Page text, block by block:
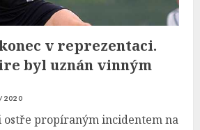
v reprezentaci.
byl uznán vinným
2020
propíraným incidentem na